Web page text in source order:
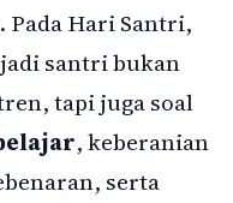
Pada Hari Santri,
santri bukan
tapi juga soal
, keberanian
serta